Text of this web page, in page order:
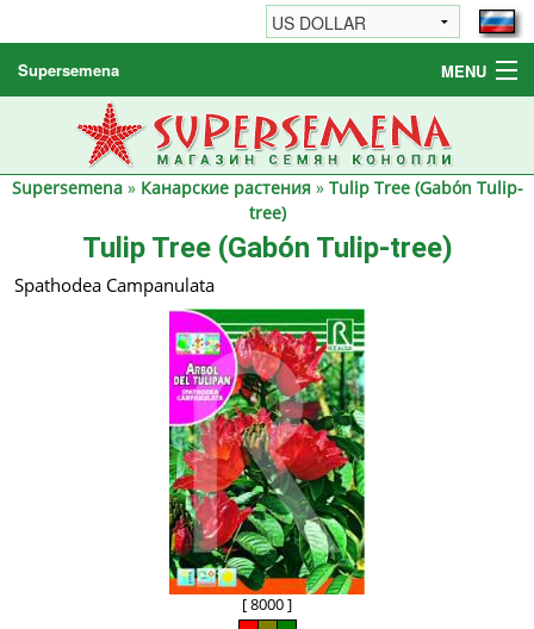
Supersemena MENU
Семена конопли
Другие товары
Как заказать / FAQ
Supersemena» Канарские растения» Tulip Tree (Gabón Tulip-
tree)
Tulip Tree (Gabón Tulip-tree)
Spathodea Campanulata
[ 8000 ]